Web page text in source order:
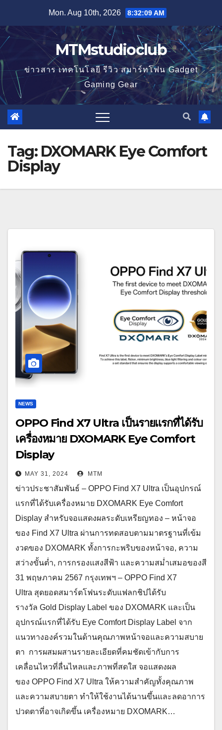
content
Mon. Aug 10th, 2026 8:32:09 AM
MTMstudioclub
ข่าวสาร เทคโนโลยี รีวิว สมาร์ทโฟน Gadget
Gaming Gear
Tag: DXOMARK Eye Comfort
Display
NEWS
OPPO Find X7 Ultra เป็นรายแรกที่ได้รับ
เครื่องหมาย DXOMARK Eye Comfort
Display
MAY 31, 2024 MTM
ข่าวประชาสัมพันธ์ – OPPO Find X7 Ultra เป็นอุปกรณ์
แรกที่ได้รับเครื่องหมาย DXOMARK Eye Comfort
Display สำหรับจอแสดงผลระดับเหรียญทอง – หน้าจอ
ของ Find X7 Ultra ผ่านการทดสอบตามมาตรฐานที่เข้ม
งวดของ DXOMARK ทั้งการกะพริบของหน้าจอ, ความ
สว่างขั้นต่ำ, การกรองแสงสีฟ้า และความสม่ำเสมอของสี
31 พฤษภาคม 2567 กรุงเทพฯ – OPPO Find X7
Ultra สุดยอดสมาร์ตโฟนระดับแฟลกชิปได้รับ
รางวัล Gold Display Label ของ DXOMARK และเป็น
อุปกรณ์แรกที่ได้รับ Eye Comfort Display Label จาก
แนวทางองค์รวมในด้านคุณภาพหน้าจอและความสบาย
ตา การผสมผสานรายละเอียดที่คมชัดเข้ากับการ
เคลื่อนไหวที่ลื่นไหลและภาพที่สดใส จอแสดงผล
ของ OPPO Find X7 Ultra ให้ความสำคัญทั้งคุณภาพ
และความสบายตา ทำให้ใช้งานได้นานขึ้นและลดอาการ
ปวดตาที่อาจเกิดขึ้น เครื่องหมาย DXOMARK…